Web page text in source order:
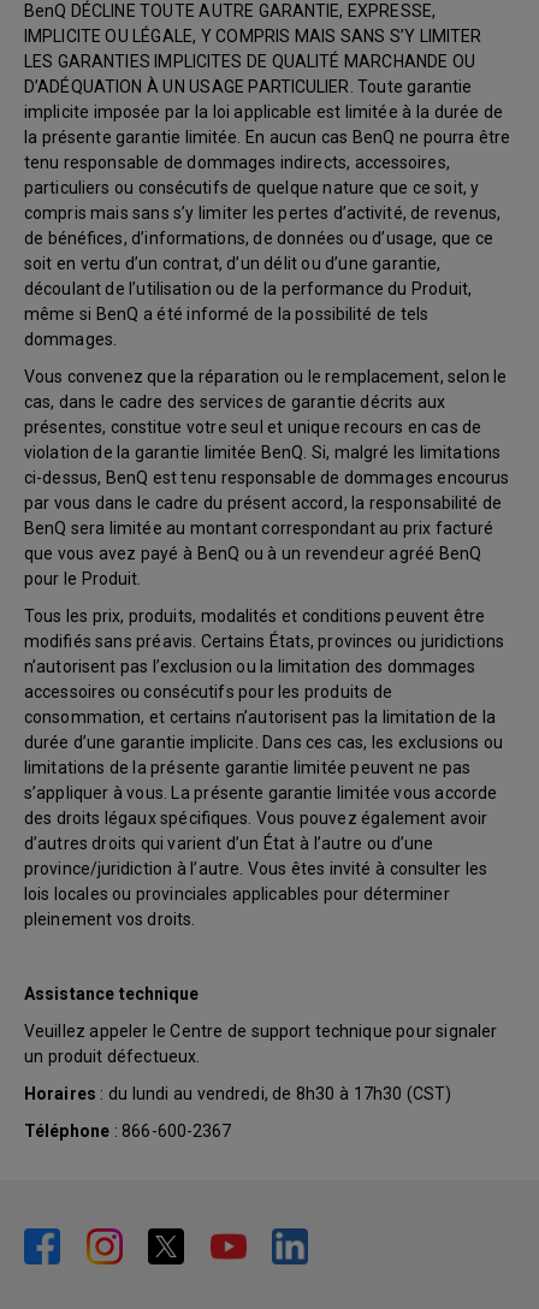
BenQ DÉCLINE TOUTE AUTRE GARANTIE, EXPRESSE,
IMPLICITE OU LÉGALE, Y COMPRIS MAIS SANS S’Y LIMITER
LES GARANTIES IMPLICITES DE QUALITÉ MARCHANDE OU
D’ADÉQUATION À UN USAGE PARTICULIER. Toute garantie
implicite imposée par la loi applicable est limitée à la durée de
la présente garantie limitée. En aucun cas BenQ ne pourra être
tenu responsable de dommages indirects, accessoires,
particuliers ou consécutifs de quelque nature que ce soit, y
compris mais sans s’y limiter les pertes d’activité, de revenus,
de bénéfices, d’informations, de données ou d’usage, que ce
soit en vertu d’un contrat, d’un délit ou d’une garantie,
découlant de l’utilisation ou de la performance du Produit,
même si BenQ a été informé de la possibilité de tels
dommages.
Vous convenez que la réparation ou le remplacement, selon le
cas, dans le cadre des services de garantie décrits aux
présentes, constitue votre seul et unique recours en cas de
violation de la garantie limitée BenQ. Si, malgré les limitations
ci-dessus, BenQ est tenu responsable de dommages encourus
par vous dans le cadre du présent accord, la responsabilité de
BenQ sera limitée au montant correspondant au prix facturé
que vous avez payé à BenQ ou à un revendeur agréé BenQ
pour le Produit.
Tous les prix, produits, modalités et conditions peuvent être
modifiés sans préavis. Certains États, provinces ou juridictions
n’autorisent pas l’exclusion ou la limitation des dommages
accessoires ou consécutifs pour les produits de
consommation, et certains n’autorisent pas la limitation de la
durée d’une garantie implicite. Dans ces cas, les exclusions ou
limitations de la présente garantie limitée peuvent ne pas
s’appliquer à vous. La présente garantie limitée vous accorde
des droits légaux spécifiques. Vous pouvez également avoir
d’autres droits qui varient d’un État à l’autre ou d’une
province/juridiction à l’autre. Vous êtes invité à consulter les
lois locales ou provinciales applicables pour déterminer
pleinement vos droits.
Assistance technique
Veuillez appeler le Centre de support technique pour signaler
un produit défectueux.
Horaires : du lundi au vendredi, de 8h30 à 17h30 (CST)
Téléphone : 866-600-2367